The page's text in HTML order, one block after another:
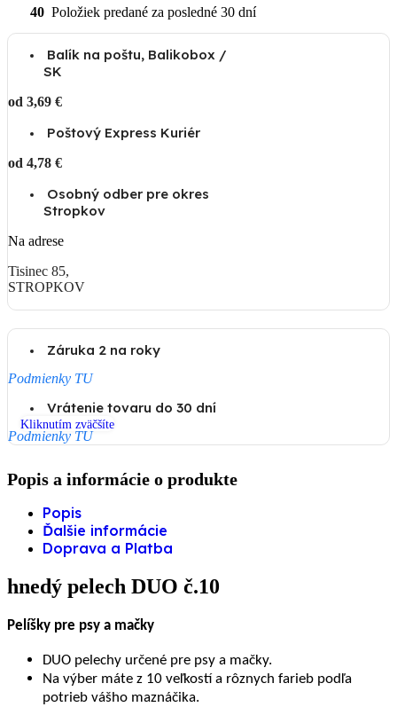
Kliknutím zväčšíte
40 Položiek predané za posledné 30 dní
Balík na poštu, Balikobox /
SK
od 3,69 €
Poštový Express Kuriér
od 4,78 €
Osobný odber pre okres
Stropkov
Na adrese
Tisinec 85,
STROPKOV
Záruka 2 na roky
Podmienky TU
Vrátenie tovaru do 30 dní
Podmienky TU
Popis a informácie o produkte
Popis
Ďalšie informácie
Doprava a Platba
hnedý pelech DUO č.10
Pelíšky pre psy a mačky
DUO pelechy určené pre psy a mačky.
Na výber máte z 10 veľkostí a rôznych farieb podľa
potrieb vášho maznáčika.